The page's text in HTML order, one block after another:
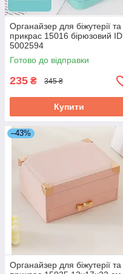
Органайзер для біжутерії та
прикрас 15016 бірюзовий ID
5002594
Готово до відправки
235 ₴ 345 ₴
Купити
–43%
Органайзер для біжутерії та